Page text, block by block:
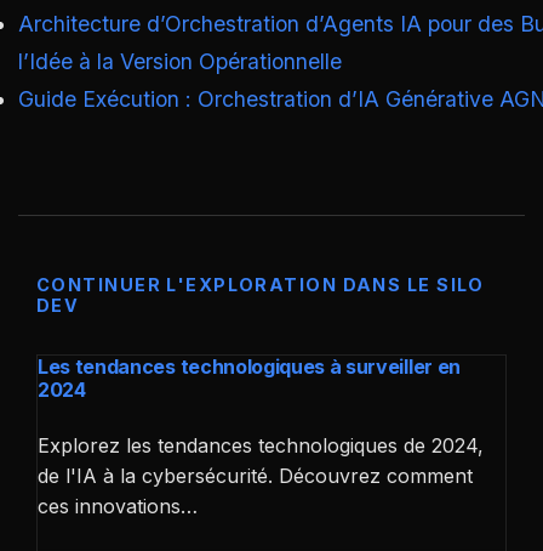
Architecture d’Orchestration d’Agents IA pour des
l’Idée à la Version Opérationnelle
Guide Exécution : Orchestration d’IA Générative
CONTINUER L'EXPLORATION DANS LE SILO
DEV
Les tendances technologiques à surveiller en
2024
Explorez les tendances technologiques de 2024,
de l'IA à la cybersécurité. Découvrez comment
ces innovations…